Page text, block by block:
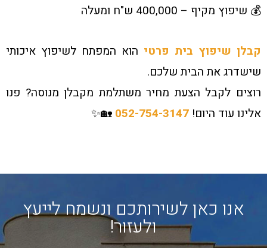
💰 שיפוץ מקיף – 400,000 ש"ח ומעלה
קבלן שיפוץ בית פרטי הוא המפתח לשיפוץ איכותי
שישדרג את הבית שלכם.
רוצים לקבל הצעת מחיר משתלמת מקבלן מנוסה? פנו
אלינו עוד היום! 052-754-3147
🏡✨
אנו כאן לשירותכם ונשמח לייעץ
ולעזור!